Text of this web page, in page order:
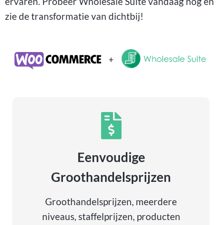
zie de transformatie van dichtbij!
Eenvoudige
Groothandelsprijzen
Groothandelsprijzen, meerdere
niveaus, staffelprijzen, producten